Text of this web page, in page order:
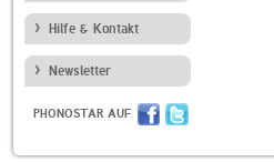
Hilfe & Kontakt
Newsletter
PHONOSTAR AUF